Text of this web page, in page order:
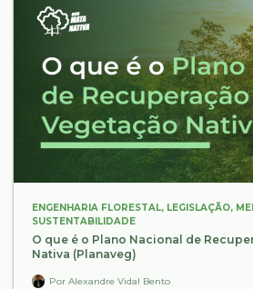
ENGENHARIA FLORESTAL, LEGISLAÇÃO,
SUSTENTABILIDADE
O que é o Plano Nacional de
Nativa (Planaveg)
Por Alexandre Vidal Bento